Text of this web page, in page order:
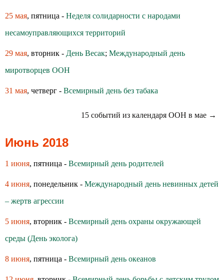
25 мая, пятница - Неделя солидарности с народами
несамоуправляющихся территорий
29 мая, вторник - День Весак; Международный день
миротворцев ООН
31 мая, четверг - Всемирный день без табака
15 событий из календаря ООН в мае →
Июнь 2018
1 июня, пятница - Всемирный день родителей
4 июня, понедельник - Международный день невинных детей
– жертв агрессии
5 июня, вторник - Всемирный день охраны окружающей
среды (День эколога)
8 июня, пятница - Всемирный день океанов